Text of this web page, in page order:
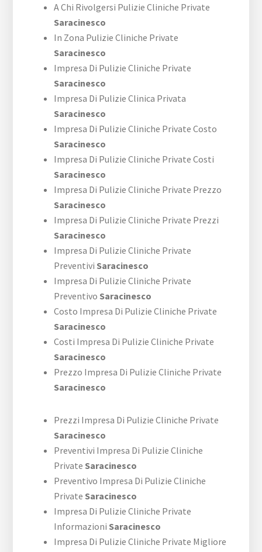
A Chi Rivolgersi Pulizie Cliniche Private
Saracinesco
In Zona Pulizie Cliniche Private
Saracinesco
Impresa Di Pulizie Cliniche Private
Saracinesco
Impresa Di Pulizie Clinica Privata
Saracinesco
Impresa Di Pulizie Cliniche Private Costo
Saracinesco
Impresa Di Pulizie Cliniche Private Costi
Saracinesco
Impresa Di Pulizie Cliniche Private Prezzo
Saracinesco
Impresa Di Pulizie Cliniche Private Prezzi
Saracinesco
Impresa Di Pulizie Cliniche Private
Preventivi Saracinesco
Impresa Di Pulizie Cliniche Private
Preventivo Saracinesco
Costo Impresa Di Pulizie Cliniche Private
Saracinesco
Costi Impresa Di Pulizie Cliniche Private
Saracinesco
Prezzo Impresa Di Pulizie Cliniche Private
Saracinesco
Prezzi Impresa Di Pulizie Cliniche Private
Saracinesco
Preventivi Impresa Di Pulizie Cliniche
Private Saracinesco
Preventivo Impresa Di Pulizie Cliniche
Private Saracinesco
Impresa Di Pulizie Cliniche Private
Informazioni Saracinesco
Impresa Di Pulizie Cliniche Private Migliore